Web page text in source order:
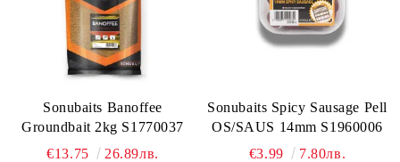
Sonubaits Banoffee
Groundbait 2kg S1770037
€13.75
26.89лв.
Sonubaits Spicy Sausage Pell
OS/SAUS 14mm S1960006
€3.99
7.80лв.